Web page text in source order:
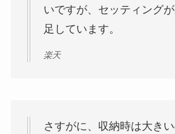
いですが、セッティング
足しています。
楽天
さすがに、収納時は大きい